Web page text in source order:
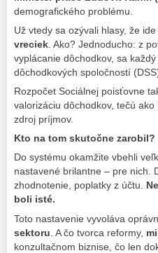
demografického problému.
Už vtedy sa ozývali hlasy, že
vreciek . Ako? Jednoducho: z
vyplácanie dôchodkov, sa
dôchodkových spoločností
Rozpočet Sociálnej poisťovne
valorizáciu dôchodkov, tečú
zdroj príjmov.
Kto na tom skutočne zarobil?
Do systému okamžite vbehli
nastavené brilantne – pre nich.
zhodnotenie, poplatky z účtu.
boli isté.
Toto nastavenie vyvoláva
sektoru . A čo tvorca reformy,
konzultačnom biznise, čo len